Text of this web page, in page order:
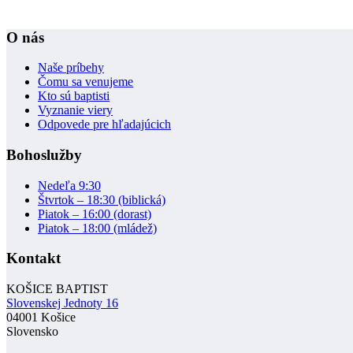
O nás
Naše príbehy
Čomu sa venujeme
Kto sú baptisti
Vyznanie viery
Odpovede pre hľadajúcich
Bohoslužby
Nedeľa 9:30
Štvrtok – 18:30 (biblická)
Piatok – 16:00 (dorast)
Piatok – 18:00 (mládež)
Kontakt
KOŠICE BAPTIST
Slovenskej Jednoty 16
04001 Košice
Slovensko